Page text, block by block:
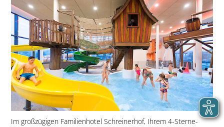
Im großzügigen Familienhotel Schreinerhof, Ihrem 4-Sterne-